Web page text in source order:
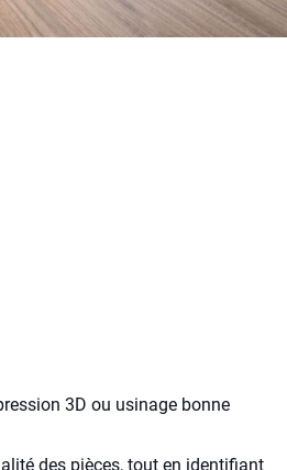
3D ou usinage bonne
des pièces, tout en identifiant